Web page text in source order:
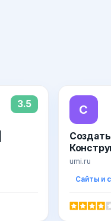
3.5 С
Создать
umi.ru
Сайты и